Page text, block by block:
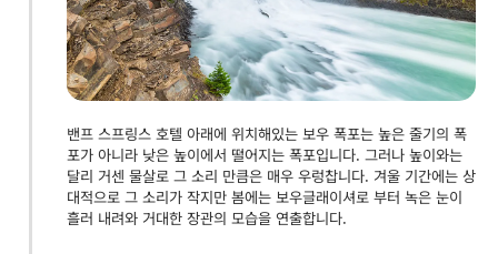
밴프 스프링스 호텔 아래에 위치해있는 보우 폭포는 높은 줄기의 폭
포가 아니라 낮은 높이에서 떨어지는 폭포입니다. 그러나 높이와는
달리 거센 물살로 그 소리 만큼은 매우 우렁찹니다. 겨울 기간에는 상
대적으로 그 소리가 작지만 봄에는 보우글래이셔로 부터 녹은 눈이
흘러 내려와 거대한 장관의 모습을 연출합니다.